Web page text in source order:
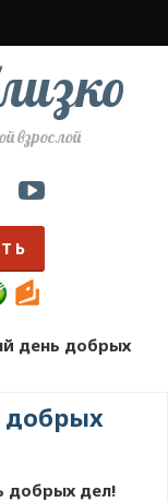
взрослой
день добрых
добрых дел!